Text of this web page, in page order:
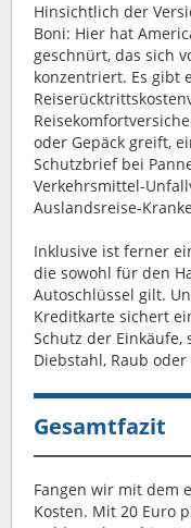
Hinsichtlich der
Boni: Hier hat
geschnürt, das sich
konzentriert. Es gibt
oder Gepäck greift,
Schutzbrief bei
Verkehrsmittel-
Auslandsreise-
Inklusive ist ferner
die sowohl für den
Autoschlüssel gilt.
Kreditkarte sichert
Schutz der Einkäufe,
Diebstahl, Raub
Gesamtfazit
Fangen wir mit dem
Kosten. Mit 20 Euro